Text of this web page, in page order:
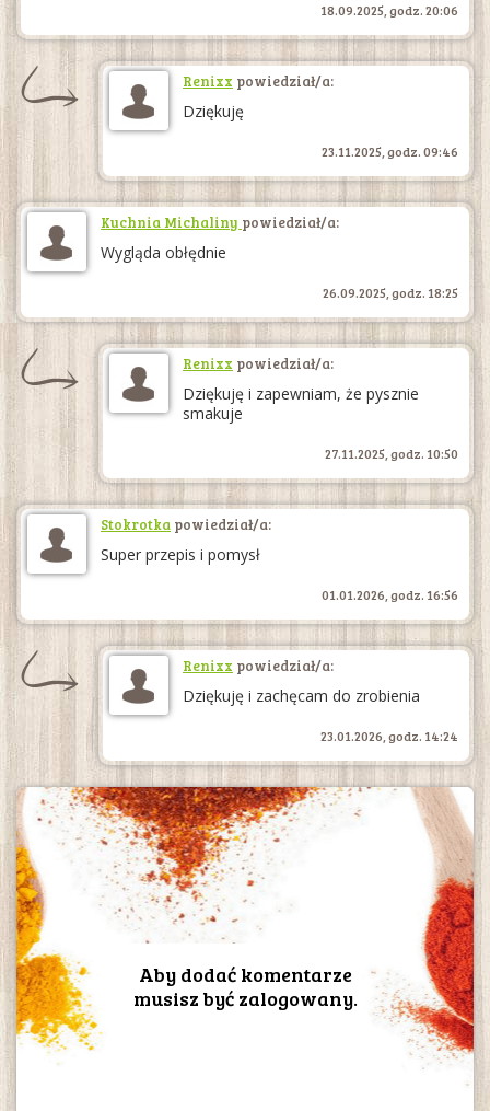
18.09.2025, godz. 20:06
Renixx powiedział/a:
Dziękuję
23.11.2025, godz. 09:46
Kuchnia Michaliny powiedział/a:
Wygląda obłędnie
26.09.2025, godz. 18:25
Renixx powiedział/a:
Dziękuję i zapewniam, że pysznie
smakuje
27.11.2025, godz. 10:50
Stokrotka powiedział/a:
Super przepis i pomysł
01.01.2026, godz. 16:56
Renixx powiedział/a:
Dziękuję i zachęcam do zrobienia
23.01.2026, godz. 14:24
Aby dodać komentarze
musisz być zalogowany.